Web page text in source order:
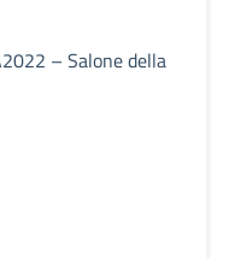
– Salone della